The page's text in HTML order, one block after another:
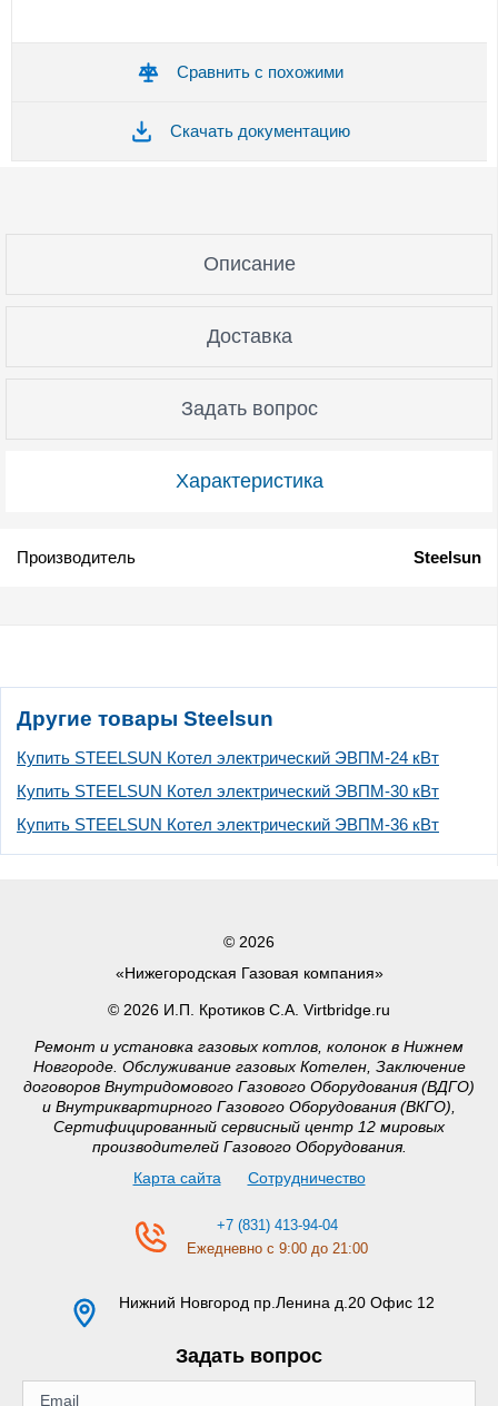
Сравнить с похожими
Скачать документацию
Характеристика
Описание
Доставка
Задать вопрос
Производитель Steelsun
Другие товары Steelsun
Купить STEELSUN Котел электрический ЭВПМ-24 кВт
Купить STEELSUN Котел электрический ЭВПМ-30 кВт
Купить STEELSUN Котел электрический ЭВПМ-36 кВт
© 2026
«Нижегородская Газовая компания»
© 2026 И.П. Кротиков С.А. Virtbridge.ru
Ремонт и установка газовых котлов, колонок в Нижнем
Новгороде. Обслуживание газовых Котелен, Заключение
договоров Внутридомового Газового Оборудования (ВДГО)
и Внутриквартирного Газового Оборудования (ВКГО),
Сертифицированный сервисный центр 12 мировых
производителей Газового Оборудования.
Карта сайта
Сотрудничество
+7 (831) 413-94-04
Ежедневно с 9:00 до 21:00
Нижний Новгород пр.Ленина д.20 Офис 12
Задать вопрос